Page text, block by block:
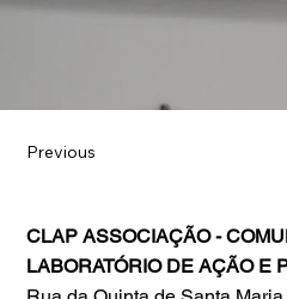
Previous
CLAP ASSOCIAÇÃO -
LABORATÓRIO DE AÇÃO E